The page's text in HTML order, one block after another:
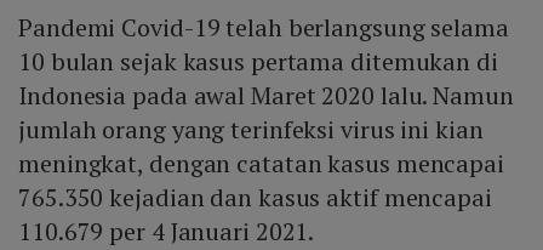
Pandemi Covid-19 telah berlangsung selama
10 bulan sejak kasus pertama ditemukan di
Indonesia pada awal Maret 2020 lalu. Namun
jumlah orang yang terinfeksi virus ini kian
meningkat, dengan catatan kasus mencapai
765.350 kejadian dan kasus aktif mencapai
110.679 per 4 Januari 2021.